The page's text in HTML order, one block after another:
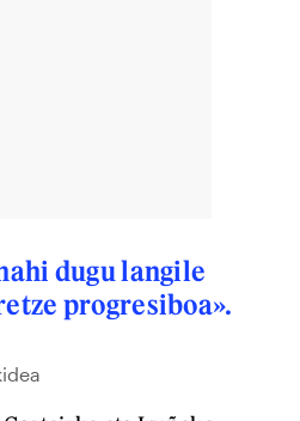
dugu langile
progresiboa».